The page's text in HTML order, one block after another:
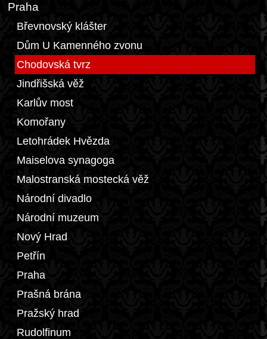
Praha
Břevnovský klášter
Dům U Kamenného zvonu
Chodovská tvrz
Jindřišská věž
Karlův most
Komořany
Letohrádek Hvězda
Maiselova synagoga
Malostranská mostecká věž
Národní divadlo
Národní muzeum
Nový Hrad
Petřín
Praha
Prašná brána
Pražský hrad
Rudolfinum